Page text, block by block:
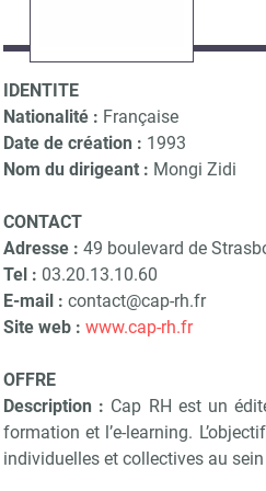
IDENTITE
Nationalité : Française
Date de création : 1993
Nom du dirigeant : Mongi Zidi
CONTACT
Adresse : 49 boulevard de
Tel : 03.20.13.10.60
E-mail : contact@cap-rh.fr
Site web : www.cap-rh.fr
OFFRE
Description : Cap RH est un
formation et l’e-learning.
individuelles et collectives au